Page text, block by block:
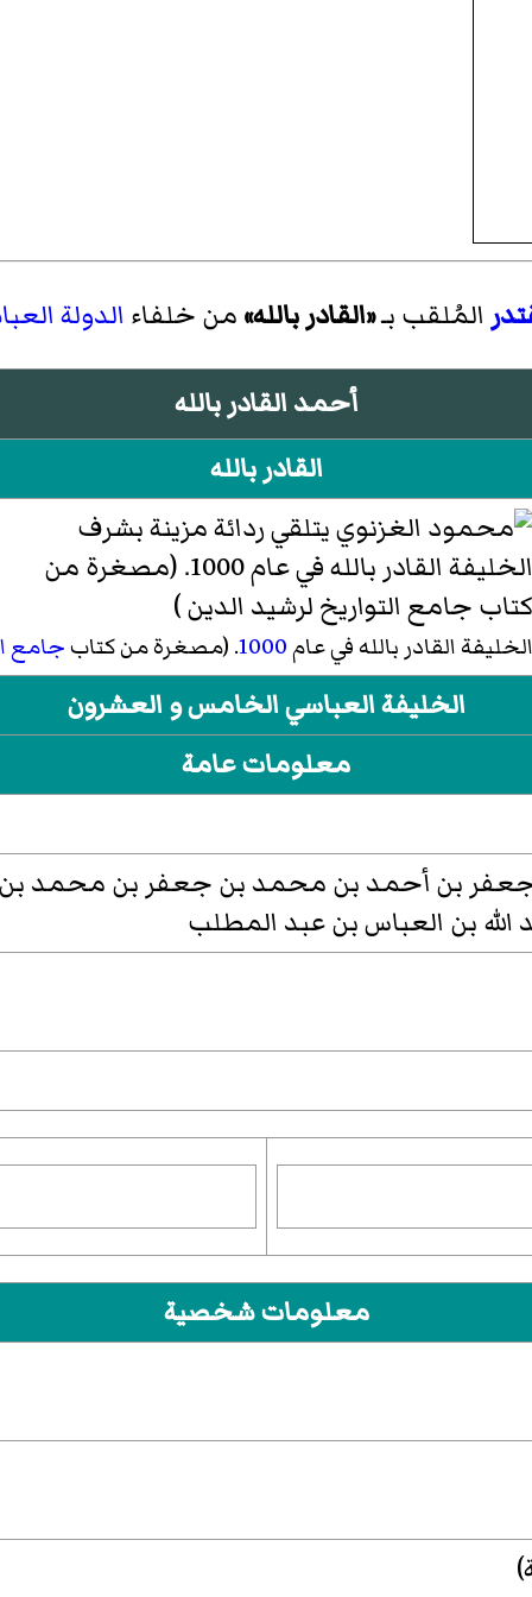
المُلقب بـ«القادر بالله» من خلفاء الدولة
أحمد القادر بالله
القادر بالله
القادر بالله في عام 1000. (مصغرة من كتابجامع
الخليفة العباسي الخامس و العشرون
معلومات عامة
بن أحمد بن محمد بن جعفر بن محمد بن
بن العباس بن عبد المطلب
معلومات شخصية